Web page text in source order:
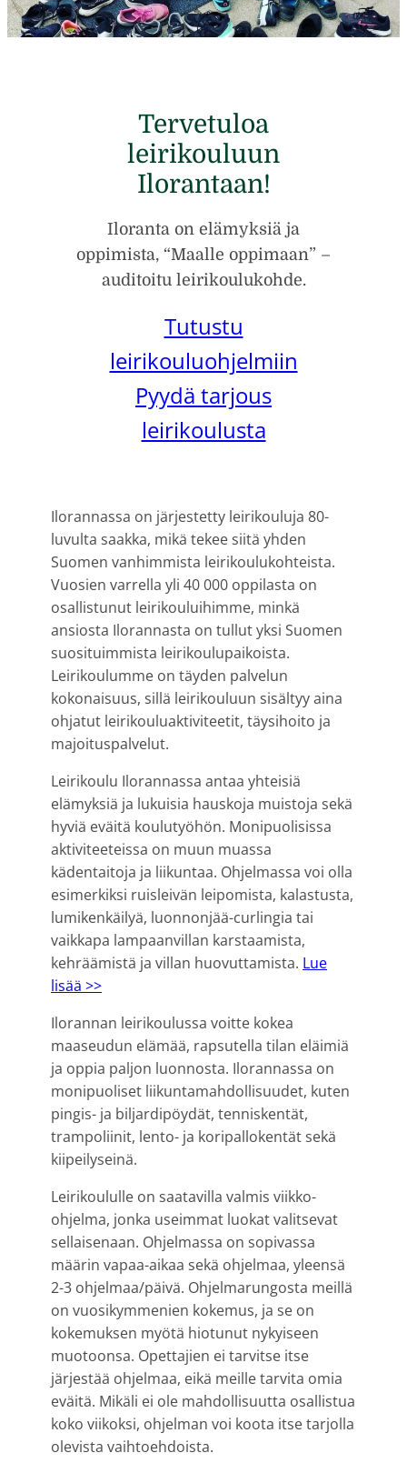
Tervetuloa
leirikouluun
Ilorantaan!
Iloranta on elämyksiä ja
oppimista, “Maalle oppimaan” –
auditoitu leirikoulukohde.
Tutustu
leirikouluohjelmiin
Pyydä tarjous
leirikoulusta
Ilorannassa on järjestetty leirikouluja 80-
luvulta saakka, mikä tekee siitä yhden
Suomen vanhimmista leirikoulukohteista.
Vuosien varrella yli 40 000 oppilasta on
osallistunut leirikouluihimme, minkä
ansiosta Ilorannasta on tullut yksi Suomen
suosituimmista leirikoulupaikoista.
Leirikoulumme on täyden palvelun
kokonaisuus, sillä leirikouluun sisältyy aina
ohjatut leirikouluaktiviteetit, täysihoito ja
majoituspalvelut.
Leirikoulu Ilorannassa antaa yhteisiä
elämyksiä ja lukuisia hauskoja muistoja sekä
hyviä eväitä koulutyöhön. Monipuolisissa
aktiviteeteissa on muun muassa
kädentaitoja ja liikuntaa. Ohjelmassa voi olla
esimerkiksi ruisleivän leipomista, kalastusta,
lumikenkäilyä, luonnonjää-curlingia tai
vaikkapa lampaanvillan karstaamista,
kehräämistä ja villan huovuttamista. Lue
lisää >>
Ilorannan leirikoulussa voitte kokea
maaseudun elämää, rapsutella tilan eläimiä
ja oppia paljon luonnosta. Ilorannassa on
monipuoliset liikuntamahdollisuudet, kuten
pingis- ja biljardipöydät, tenniskentät,
trampoliinit, lento- ja koripallokentät sekä
kiipeilyseinä.
Leirikoululle on saatavilla valmis viikko-
ohjelma, jonka useimmat luokat valitsevat
sellaisenaan. Ohjelmassa on sopivassa
määrin vapaa-aikaa sekä ohjelmaa, yleensä
2-3 ohjelmaa/päivä. Ohjelmarungosta meillä
on vuosikymmenien kokemus, ja se on
kokemuksen myötä hiotunut nykyiseen
muotoonsa. Opettajien ei tarvitse itse
järjestää ohjelmaa, eikä meille tarvita omia
eväitä. Mikäli ei ole mahdollisuutta osallistua
koko viikoksi, ohjelman voi koota itse tarjolla
olevista vaihtoehdoista.